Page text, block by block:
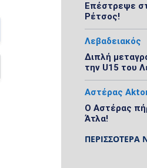
Επέστρεψε
Ρέτσος!
Λεβαδειακός
Διπλή
την U15 του
Αστέρας
Ο Αστέρας
Άτλα!
ΠΕΡΙΣΣΟΤΕΡΑ